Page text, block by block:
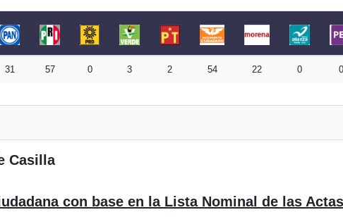
31 57 0 3 2 54 22 0 0
Casilla
con base en la Lista Nominal de las